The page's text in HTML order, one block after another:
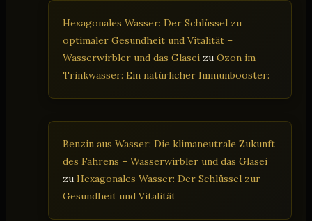
Hexagonales Wasser: Der Schlüssel zu
optimaler Gesundheit und Vitalität –
Wasserwirbler und das Glasei zu Ozon im
Trinkwasser: Ein natürlicher Immunbooster:
Benzin aus Wasser: Die klimaneutrale Zukunft
des Fahrens – Wasserwirbler und das Glasei
zu Hexagonales Wasser: Der Schlüssel zur
Gesundheit und Vitalität